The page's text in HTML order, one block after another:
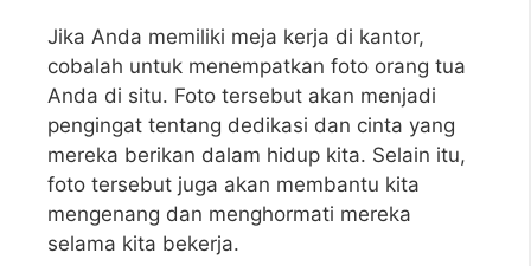
Jika Anda memiliki meja kerja di kantor,
cobalah untuk menempatkan foto orang tua
Anda di situ. Foto tersebut akan menjadi
pengingat tentang dedikasi dan cinta yang
mereka berikan dalam hidup kita. Selain itu,
foto tersebut juga akan membantu kita
mengenang dan menghormati mereka
selama kita bekerja.